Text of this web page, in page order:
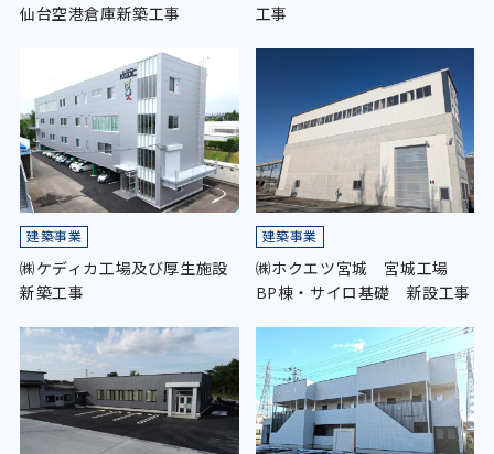
仙台空港倉庫新築工事
工事
建築事業
㈱ケディカ工場及び厚生施設
新築工事
建築事業
㈱ホクエツ宮城 宮城工場
BP棟・サイロ基礎 新設工事